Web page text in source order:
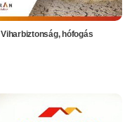
Viharbiztonság, hófogás